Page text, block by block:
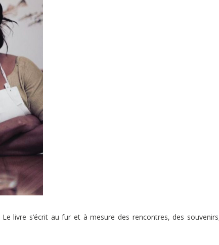
livre s’écrit au fur et à mesure des rencontres, des